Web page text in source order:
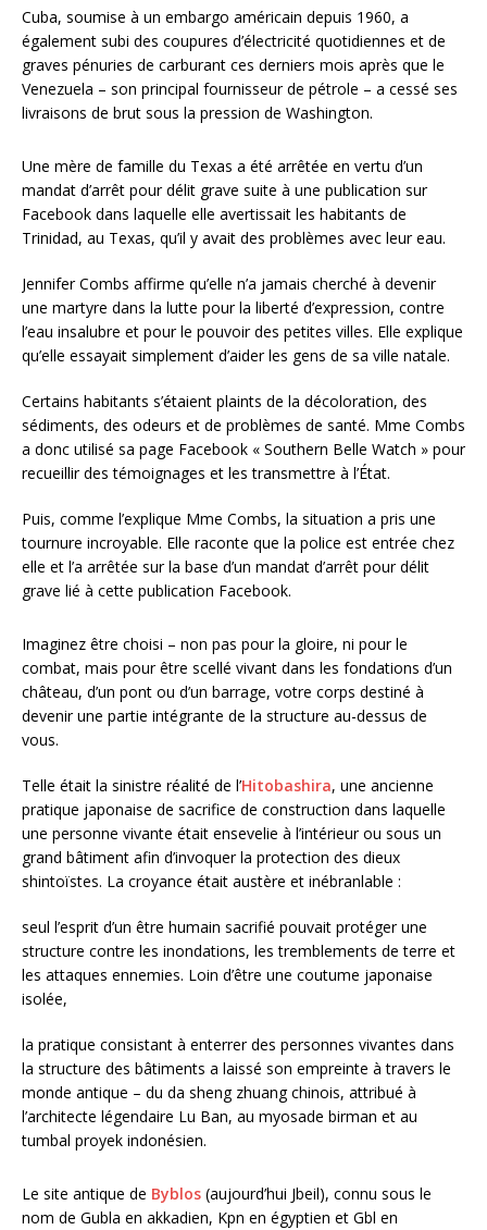
Cuba, soumise à un embargo américain depuis 1960, a
également subi des coupures d’électricité quotidiennes et de
graves pénuries de carburant ces derniers mois après que le
Venezuela – son principal fournisseur de pétrole – a cessé ses
livraisons de brut sous la pression de Washington.
Une mère de famille du Texas a été arrêtée en vertu d’un
mandat d’arrêt pour délit grave suite à une publication sur
Facebook dans laquelle elle avertissait les habitants de
Trinidad, au Texas, qu’il y avait des problèmes avec leur eau.
Jennifer Combs affirme qu’elle n’a jamais cherché à devenir
une martyre dans la lutte pour la liberté d’expression, contre
l’eau insalubre et pour le pouvoir des petites villes. Elle explique
qu’elle essayait simplement d’aider les gens de sa ville natale.
Certains habitants s’étaient plaints de la décoloration, des
sédiments, des odeurs et de problèmes de santé. Mme Combs
a donc utilisé sa page Facebook « Southern Belle Watch » pour
recueillir des témoignages et les transmettre à l’État.
Puis, comme l’explique Mme Combs, la situation a pris une
tournure incroyable. Elle raconte que la police est entrée chez
elle et l’a arrêtée sur la base d’un mandat d’arrêt pour délit
grave lié à cette publication Facebook.
Imaginez être choisi – non pas pour la gloire, ni pour le
combat, mais pour être scellé vivant dans les fondations d’un
château, d’un pont ou d’un barrage, votre corps destiné à
devenir une partie intégrante de la structure au-dessus de
vous.
Telle était la sinistre réalité de l’Hitobashira, une ancienne
pratique japonaise de sacrifice de construction dans laquelle
une personne vivante était ensevelie à l’intérieur ou sous un
grand bâtiment afin d’invoquer la protection des dieux
shintoïstes. La croyance était austère et inébranlable :
seul l’esprit d’un être humain sacrifié pouvait protéger une
structure contre les inondations, les tremblements de terre et
les attaques ennemies. Loin d’être une coutume japonaise
isolée,
la pratique consistant à enterrer des personnes vivantes dans
la structure des bâtiments a laissé son empreinte à travers le
monde antique – du da sheng zhuang chinois, attribué à
l’architecte légendaire Lu Ban, au myosade birman et au
tumbal proyek indonésien.
Le site antique de Byblos (aujourd’hui Jbeil), connu sous le
nom de Gubla en akkadien, Kpn en égyptien et Gbl en